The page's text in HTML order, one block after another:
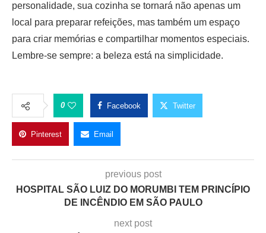
personalidade, sua cozinha se tornará não apenas um
local para preparar refeições, mas também um espaço
para criar memórias e compartilhar momentos especiais.
Lembre-se sempre: a beleza está na simplicidade.
0 Facebook Twitter
Pinterest Email
previous post
HOSPITAL SÃO LUIZ DO MORUMBI TEM PRINCÍPIO
DE INCÊNDIO EM SÃO PAULO
next post